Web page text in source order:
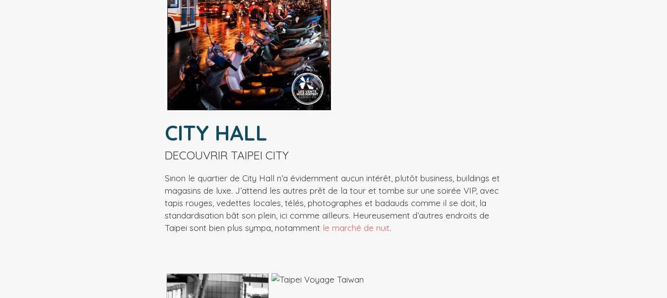
CITY HALL
DECOUVRIR TAIPEI CITY
Sinon le quartier de City Hall n’a évidemment aucun intérêt, plutôt business, buildings et
magasins de luxe. J’attend les autres prêt de la tour et tombe sur une soirée VIP, avec
tapis rouges, vedettes locales, télés, photographes et badauds comme il se doit, la
standardisation bât son plein, ici comme ailleurs. Heureusement d’autres endroits de
Taipei sont bien plus sympa, notamment le marché de nuit.